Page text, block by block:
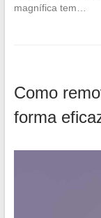
magnífica tem…
Como
forma